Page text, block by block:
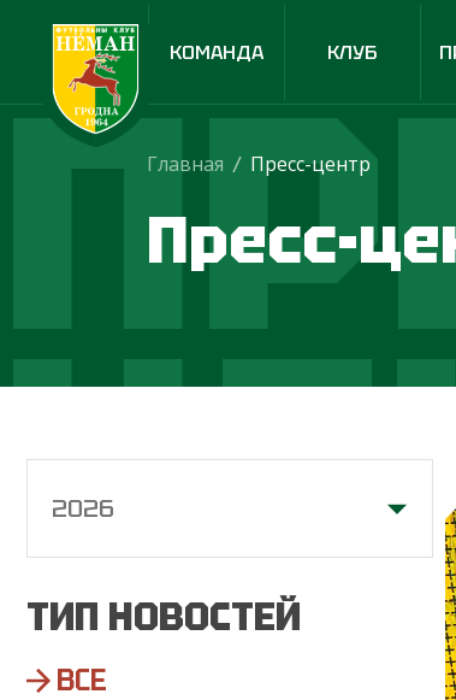
КОМАНДА КЛУБ
Главная / Пресс-центр
Пресс-
2026
ТИП НОВОСТЕЙ
ВСЕ